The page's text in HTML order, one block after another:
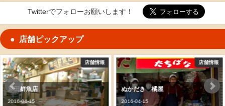
Twitterでフォローお願いします！
店舗ピックアップ
報 店舗情報
ぬかだき 橘屋
2016-04-15
店
旦過うどん
2016-04-15